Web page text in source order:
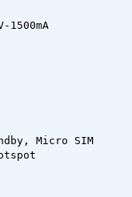
1500mA
Micro SIM